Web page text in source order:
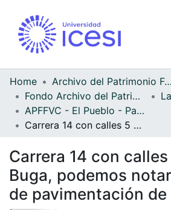
Home
Archivo del Patrimonio Fotográfico y Fílmico del Valle del Cauca
Fondo Archivo del Patrimonio Fotográfico y Fílmico del Valle del Cauca
APFFVC - El Pueblo - Patrimonial
Carrera 14 con calles 5 y 6 de Buga, podemos notar la ausencia de pavimentación de la ciudad
Carrera 14 con
Buga, podemos
de pavimentación